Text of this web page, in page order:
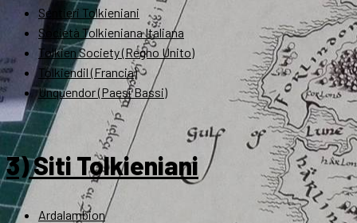
Sentieri Tolkieniani
Società Tolkieniana Italiana
Tolkien Society (Regno Unito)
Tolkiendil (Francia)
Unquendor (Paesi Bassi)
3) Siti Tolkieniani
Ardalambion